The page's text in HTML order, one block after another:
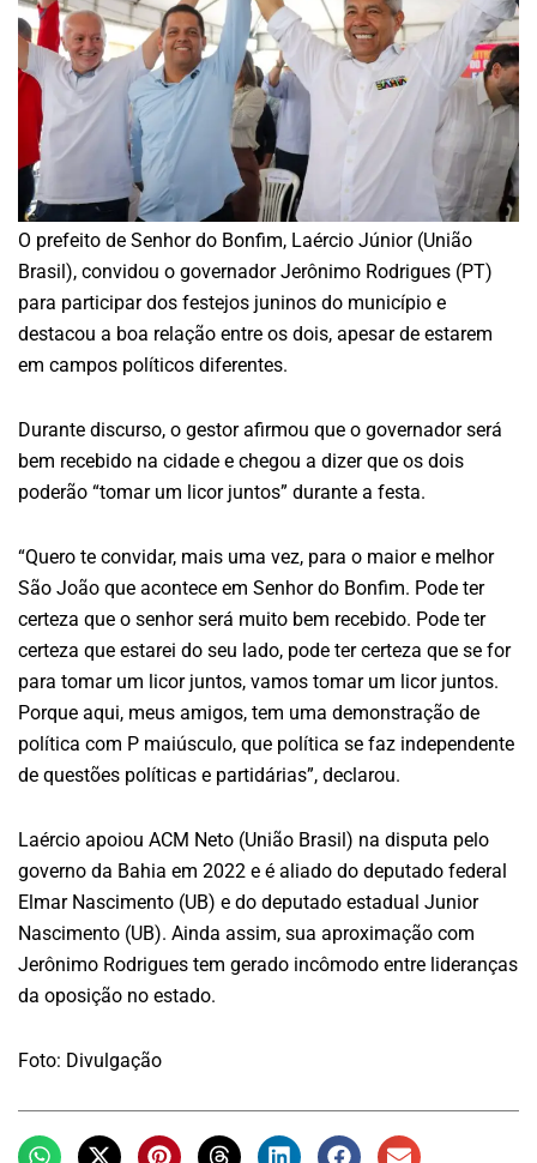
O prefeito de Senhor do Bonfim, Laércio Júnior (União
Brasil), convidou o governador Jerônimo Rodrigues (PT)
para participar dos festejos juninos do município e
destacou a boa relação entre os dois, apesar de estarem
em campos políticos diferentes.
Durante discurso, o gestor afirmou que o governador será
bem recebido na cidade e chegou a dizer que os dois
poderão “tomar um licor juntos” durante a festa.
“Quero te convidar, mais uma vez, para o maior e melhor
São João que acontece em Senhor do Bonfim. Pode ter
certeza que o senhor será muito bem recebido. Pode ter
certeza que estarei do seu lado, pode ter certeza que se for
para tomar um licor juntos, vamos tomar um licor juntos.
Porque aqui, meus amigos, tem uma demonstração de
política com P maiúsculo, que política se faz independente
de questões políticas e partidárias”, declarou.
Laércio apoiou ACM Neto (União Brasil) na disputa pelo
governo da Bahia em 2022 e é aliado do deputado federal
Elmar Nascimento (UB) e do deputado estadual Junior
Nascimento (UB). Ainda assim, sua aproximação com
Jerônimo Rodrigues tem gerado incômodo entre lideranças
da oposição no estado.
Foto: Divulgação